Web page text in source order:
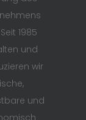
1985
und
wir
und